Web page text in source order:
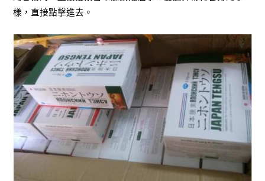
樣，直接點擊進去。